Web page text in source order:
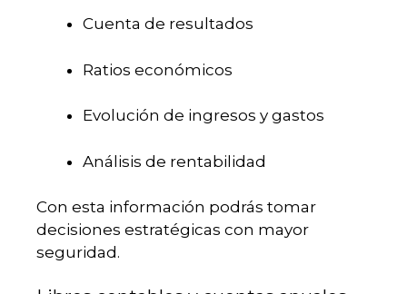
Cuenta de resultados
Ratios económicos
Evolución de ingresos y gastos
Análisis de rentabilidad
Con esta información podrás tomar
decisiones estratégicas con mayor
seguridad.